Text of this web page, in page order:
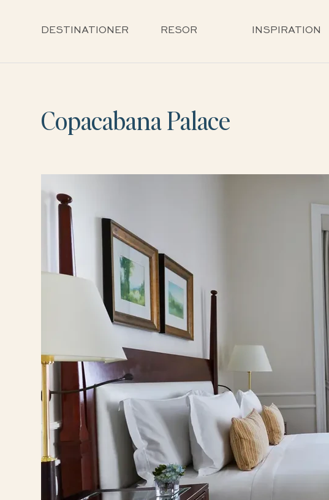
DESTINATIONER RESOR INSPIRATION
Copacabana Palace